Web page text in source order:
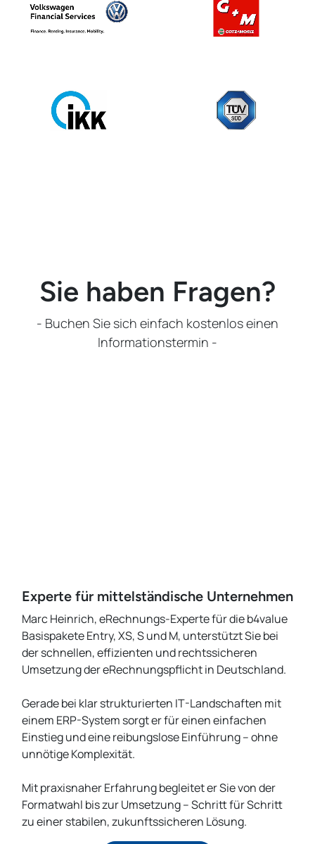
Sie haben Fragen?
- Buchen Sie sich einfach kostenlos einen
Informationstermin -
Experte für mittelständische Unternehmen
Marc Heinrich, eRechnungs-Experte für die b4value
Basispakete Entry, XS, S und M, unterstützt Sie bei
der schnellen, effizienten und rechtssicheren
Umsetzung der eRechnungspflicht in Deutschland.
Gerade bei klar strukturierten IT-Landschaften mit
einem ERP-System sorgt er für einen einfachen
Einstieg und eine reibungslose Einführung – ohne
unnötige Komplexität.
Mit praxisnaher Erfahrung begleitet er Sie von der
Formatwahl bis zur Umsetzung – Schritt für Schritt
zu einer stabilen, zukunftssicheren Lösung.